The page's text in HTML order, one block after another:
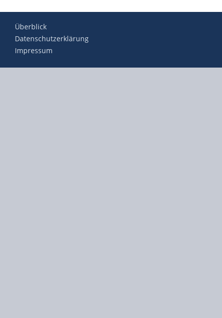
Überblick
Datenschutzerklärung
Impressum